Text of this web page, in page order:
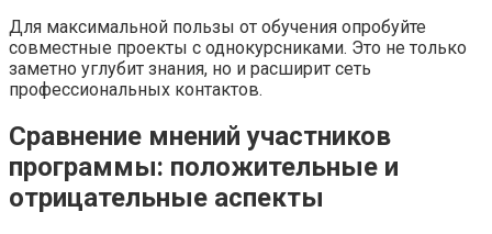
Для максимальной пользы от обучения опробуйте
совместные проекты с однокурсниками. Это не только
заметно углубит знания, но и расширит сеть
профессиональных контактов.
Сравнение мнений участников
программы: положительные и
отрицательные аспекты